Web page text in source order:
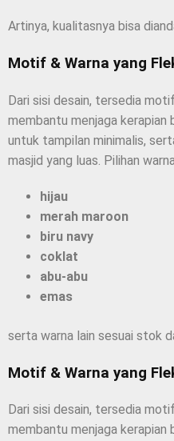
Artinya, kualitasnya bisa
Motif & Warna yang
Dari sisi desain, tersedia
membantu menjaga
untuk tampilan minimalis,
masjid yang luas. Pilihan
hijau
merah maroon
biru navy
coklat
abu-abu
emas
serta warna lain sesuai stok
Motif & Warna yang
Dari sisi desain, tersedia
membantu menjaga